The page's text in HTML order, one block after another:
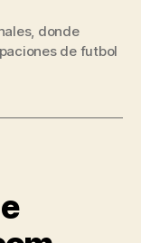
, donde
de futbol